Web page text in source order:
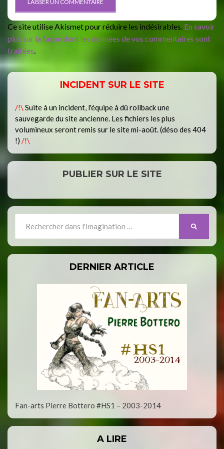
Ce site utilise Akismet pour réduire les indésirables. En savoir
plus sur la façon dont les données de vos commentaires sont
traitées.
INCIDENT SUR LE SITE
/!\ Suite à un incident, l'équipe à dû rollback une
sauvegarde du site ancienne. Les fichiers les plus
volumineux seront remis sur le site mi-août. (déso des 404
!) /!\
PUBLIER SUR LE SITE
for:
DERNIER ARTICLE
Fan-arts Pierre Bottero #HS1 – 2003-2014
A LIRE